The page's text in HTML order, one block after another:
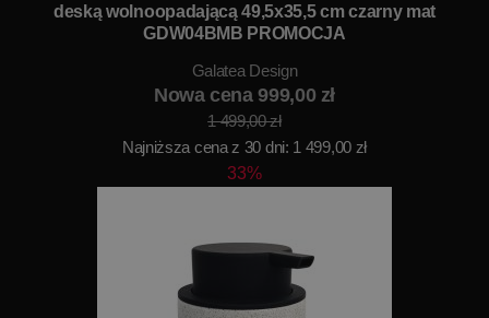
deską wolnoopadającą 49,5x35,5 cm czarny mat
GDW04BMB PROMOCJA
Galatea Design
Nowa cena 999,00 zł
1 499,00 zł
Najniższa cena z 30 dni: 1 499,00 zł
33%